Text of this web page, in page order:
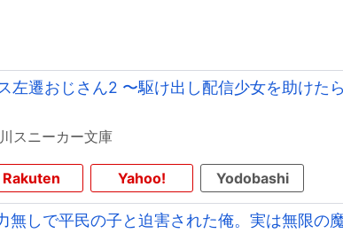
左遷おじさん2 〜駆け出し配信少女を助けた
スニーカー文庫
Rakuten Yahoo! Yodobashi
無しで平民の子と迫害された俺。実は無限の